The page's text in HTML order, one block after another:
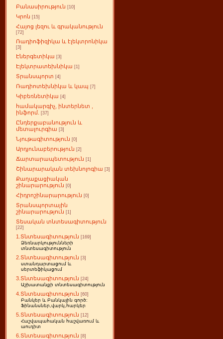
Բանասիրություն [10]
Կրոն [15]
Հայոց լեզու և գրականություն
[72]
Ռադիոֆիզիկա և էլեկտրոնիկա
[3]
Էներգետիկա [3]
Էլեկտրատեխնիկա [1]
Տրանսպորտ [4]
Ռադիոտեխնիկա և կապ [7]
Կիբեռնետիկա [4]
համակարգիչ, ինտերնետ ,
ինֆորմ.
[37]
Ընդերքաբանություն և
մետալուրգիա [3]
Նյութագիտություն [0]
Արդյունաբերություն [2]
Ճարտարապետություն [1]
Շինարարական տեխնոլոգիա [3]
Քաղաքացիական
շինարարություն [0]
Հիդրոշինարարություն [0]
Տրանսպորտային
շինարարություն [1]
Տեսական տնտեսագիտություն
[22]
1.Տնտեսագիտություն [169]
Ձեռնարկությունների
տնտեսագիտություն
2.Տնտեսագիտություն [3]
ստանդարտացում և
սերտեֆիկացում
3.Տնտեսագիտություն [24]
Աշխատանքի տնտեսագիտություն
4.Տնտեսագիտություն [60]
Բանկեր և Բանկային գործ:
Ֆինանսներ,վարկ,հարկեր
5.Տնտեսագիտություն [12]
Հաշվապահական հաշվառում և
աուդիտ
6.Տնտեսագիտություն [8]